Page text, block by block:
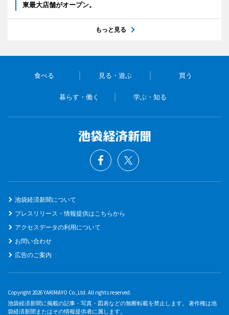
東最大店舗がオープン。
もっと見る
食べる 見る・遊ぶ 買う
暮らす・働く 学ぶ・知る
池袋経済新聞について
プレスリリース・情報提供はこちらから
アクセスデータの利用について
お問い合わせ
広告のご案内
Copyright 2026 YAKIMAYO Co.,Ltd. All rights reserved.
池袋経済新聞に掲載の記事・写真・図表などの無断転載を禁止します。 著作権は池
袋経済新聞またはその情報提供者に属します。